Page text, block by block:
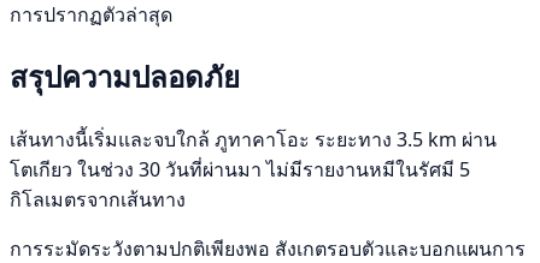
การปรากฏตัวล่าสุด
สรุปความปลอดภัย
เส้นทางนี้เริ่มและจบใกล้ ภูทาคาโอะ ระยะทาง 3.5 km ผ่าน
โตเกียว ในช่วง 30 วันที่ผ่านมา ไม่มีรายงานหมีในรัศมี 5
กิโลเมตรจากเส้นทาง
การระมัดระวังตามปกติเพียงพอ สังเกตรอบตัวและบอกแผนการ